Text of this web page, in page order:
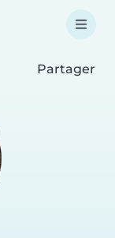
Partager